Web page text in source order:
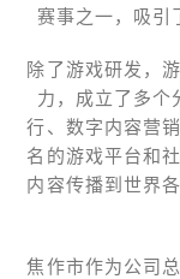
赛事之一，吸引
除了游戏研发，
力，成立了多个
行、数字内容营
名的游戏平台和
内容传播到世界
焦作市作为公司